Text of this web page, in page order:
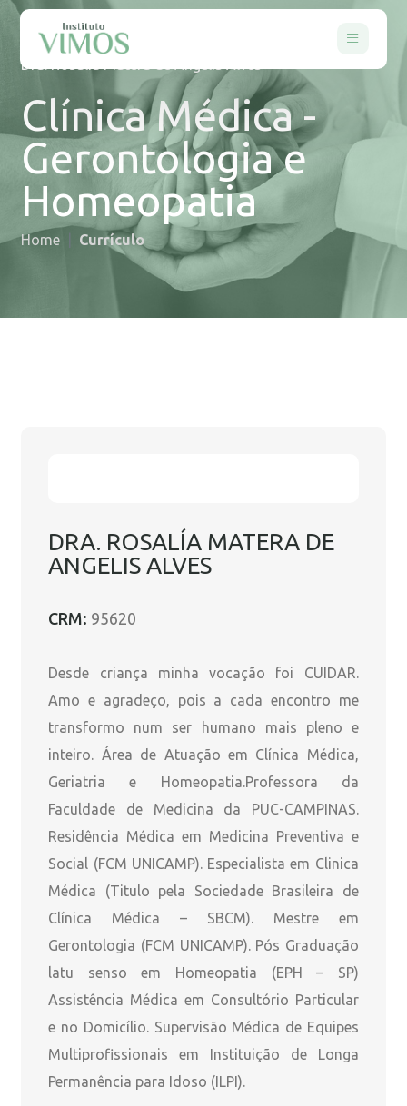
Dra. Rosalía Matera de Angelis Alves
Clínica Médica -
Gerontologia e
Homeopatia
Home Currículo
DRA. ROSALÍA MATERA DE
ANGELIS ALVES
CRM: 95620
Desde criança minha vocação foi CUIDAR.
Amo e agradeço, pois a cada encontro me
transformo num ser humano mais pleno e
inteiro. Área de Atuação em Clínica Médica,
Geriatria e Homeopatia.Professora da
Faculdade de Medicina da PUC-CAMPINAS.
Residência Médica em Medicina Preventiva e
Social (FCM UNICAMP). Especialista em Clinica
Médica (Titulo pela Sociedade Brasileira de
Clínica Médica – SBCM). Mestre em
Gerontologia (FCM UNICAMP). Pós Graduação
latu senso em Homeopatia (EPH – SP)
Assistência Médica em Consultório Particular
e no Domicílio. Supervisão Médica de Equipes
Multiprofissionais em Instituição de Longa
Permanência para Idoso (ILPI).